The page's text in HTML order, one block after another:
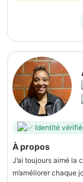
Identité
À propos
J’ai toujours aimé la
m’améliorer chaque